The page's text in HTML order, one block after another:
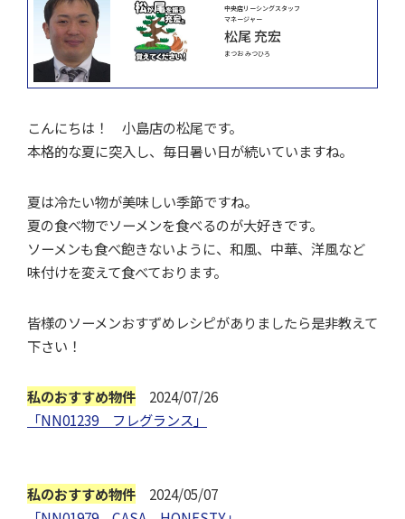
中央店リーシングスタッフ
マネージャー
松尾 充宏
まつお みつひろ
こんにちは！ 小島店の松尾です。
本格的な夏に突入し、毎日暑い日が続いていますね。
夏は冷たい物が美味しい季節ですね。
夏の食べ物でソーメンを食べるのが大好きです。
ソーメンも食べ飽きないように、和風、中華、洋風など
味付けを変えて食べております。
皆様のソーメンおすずめレシピがありましたら是非教えて
下さい！
私のおすすめ物件 2024/07/26
「NN01239 フレグランス」
私のおすすめ物件 2024/05/07